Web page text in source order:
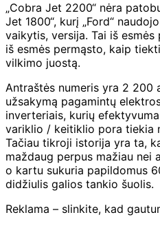
„Cobra Jet 2200“ nėra
Jet 1800“, kurį „Ford“
vaikytis, versija. Tai iš
iš esmės permąsto, kaip
vilkimo juostą.
Antraštės numeris yra 2 200
užsakymą pagamintų
inverteriais, kurių
variklio / keitiklio pora tiekia
Tačiau tikroji istorija yra ta,
maždaug perpus mažiau nei
o kartu sukuria papildomus
didžiulis galios tankio šuolis.
Reklama – slinkite, kad